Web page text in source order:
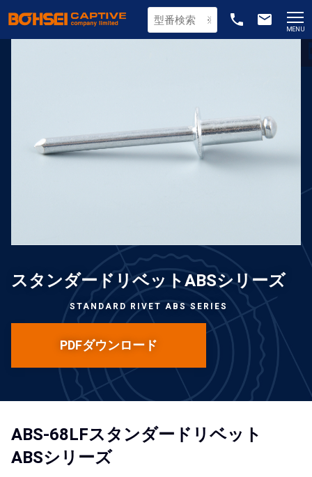
phone email
MENU
スタンダードリベットABSシリーズ
STANDARD RIVET ABS SERIES
PDFダウンロード
ABS-68LFスタンダードリベット
ABSシリーズ